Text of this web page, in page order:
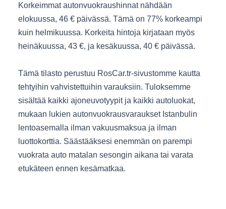
Korkeimmat autonvuokraushinnat nähdään
elokuussa, 46 € päivässä. Tämä on 77% korkeampi
kuin helmikuussa. Korkeita hintoja kirjataan myös
heinäkuussa, 43 €, ja kesäkuussa, 40 € päivässä.
Tämä tilasto perustuu RosCar.tr-sivustomme kautta
tehtyihin vahvistettuihin varauksiin. Tuloksemme
sisältää kaikki ajoneuvotyypit ja kaikki autoluokat,
mukaan lukien autonvuokrausvaraukset Istanbulin
lentoasemalla ilman vakuusmaksua ja ilman
luottokorttia. Säästääksesi enemmän on parempi
vuokrata auto matalan sesongin aikana tai varata
etukäteen ennen kesämatkaa.